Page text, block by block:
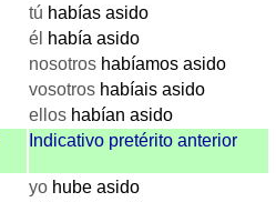
tú habías asido
él había asido
nosotros habíamos asido
vosotros habíais asido
ellos habían asido
Indicativo pretérito anterior
yo hube asido